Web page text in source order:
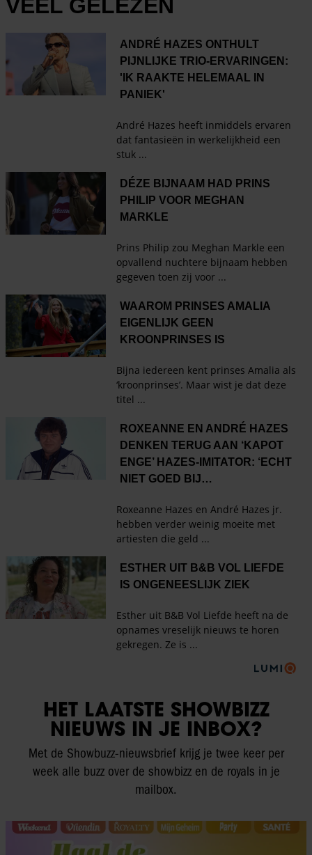
HET LAATSTE SHOWBIZZ
NIEUWS IN JE INBOX?
Met de Showbuzz-nieuwsbrief krijg je twee keer per
week alle buzz over de showbizz en de royals in je
mailbox.